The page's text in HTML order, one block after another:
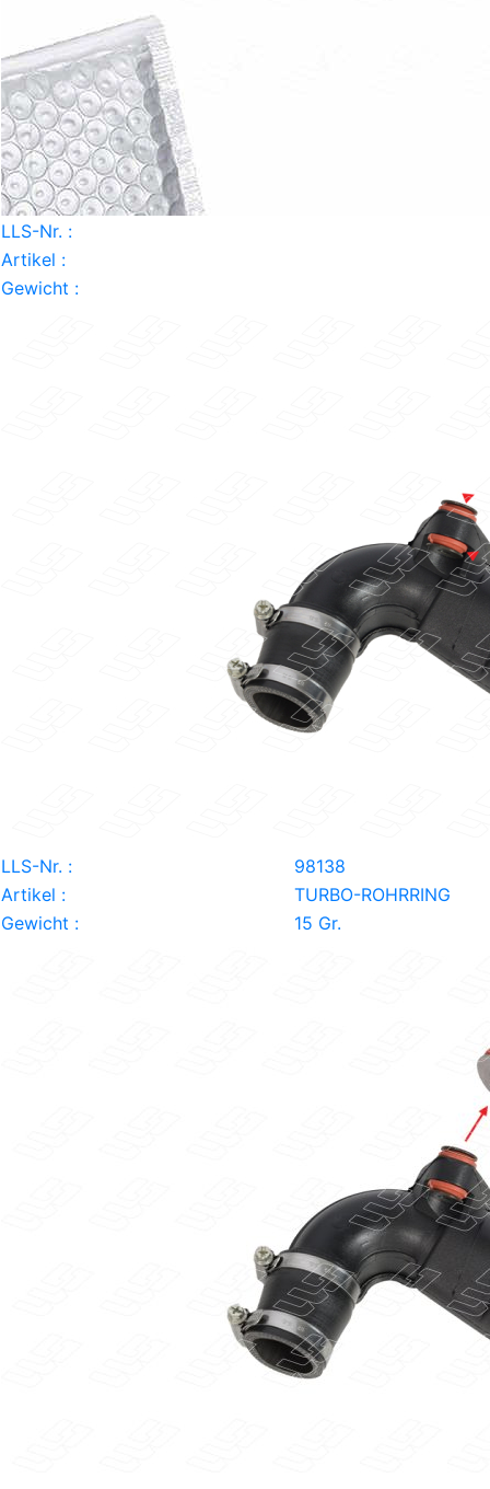
LLS-Nr. :
Artikel :
Gewicht :
LLS-Nr. :
98138
Artikel :
TURBO-ROHRRING
Gewicht :
15 Gr.